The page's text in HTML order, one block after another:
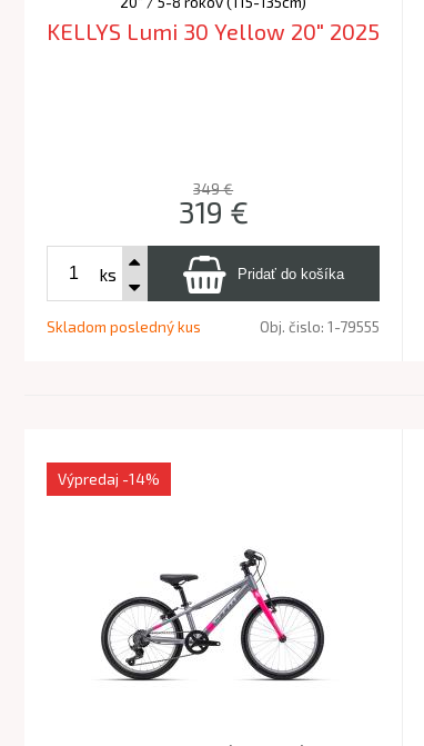
KELLYS Lumi 30 Yellow 20" 2025
349 €
319 €
ks
Skladom posledný kus Obj. čislo:1-79555
Výpredaj -14%